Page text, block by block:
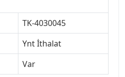
TK-4030045
Ynt İthalat
Var